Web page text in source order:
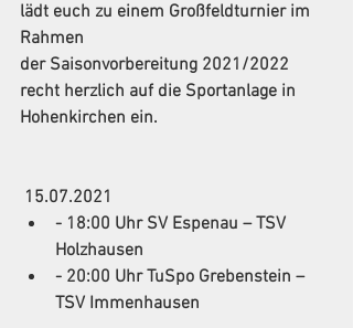
lädt euch zu einem Großfeldturnier im
Rahmen
der Saisonvorbereitung 2021/2022
recht herzlich auf die Sportanlage in
Hohenkirchen ein.
15.07.2021
- 18:00 Uhr SV Espenau – TSV
Holzhausen
- 20:00 Uhr TuSpo Grebenstein –
TSV Immenhausen